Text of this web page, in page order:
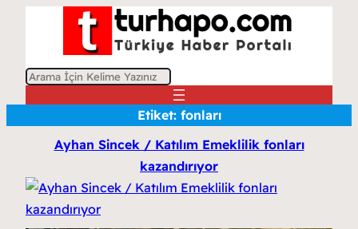
A
Etiket: fonları
Ayhan Sincek / Katılım Emeklilik fonları
kazandırıyor